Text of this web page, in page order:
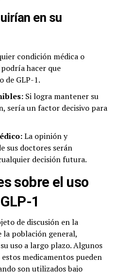
en su
condición médica o
hacer que
de GLP-1.
Si logra mantener su
sería un factor decisivo para
La opinión y
sus doctores serán
decisión futura.
sobre el uso
1
de discusión en la
la población general,
uso a largo plazo. Algunos
medicamentos pueden
son utilizados bajo